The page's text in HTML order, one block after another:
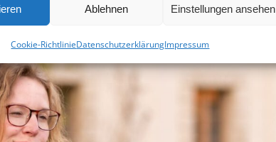
Ablehnen Einstellungen ansehen
Cookie-RichtlinieDatenschutzerklärungImpressum